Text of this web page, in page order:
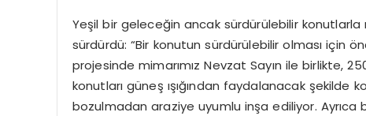
Yeşil bir geleceğin ancak sürdürülebilir
sürdürdü: “Bir konutun sürdürülebilir olması için
projesinde mimarımız Nevzat Sayın ile birlikte,
konutları güneş ışığından faydalanacak şekilde
bozulmadan araziye uyumlu inşa ediliyor. Ayrıca